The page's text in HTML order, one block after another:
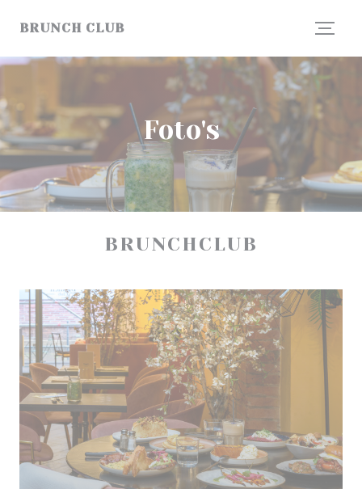
BRUNCH CLUB
Foto's
BRUNCHCLUB